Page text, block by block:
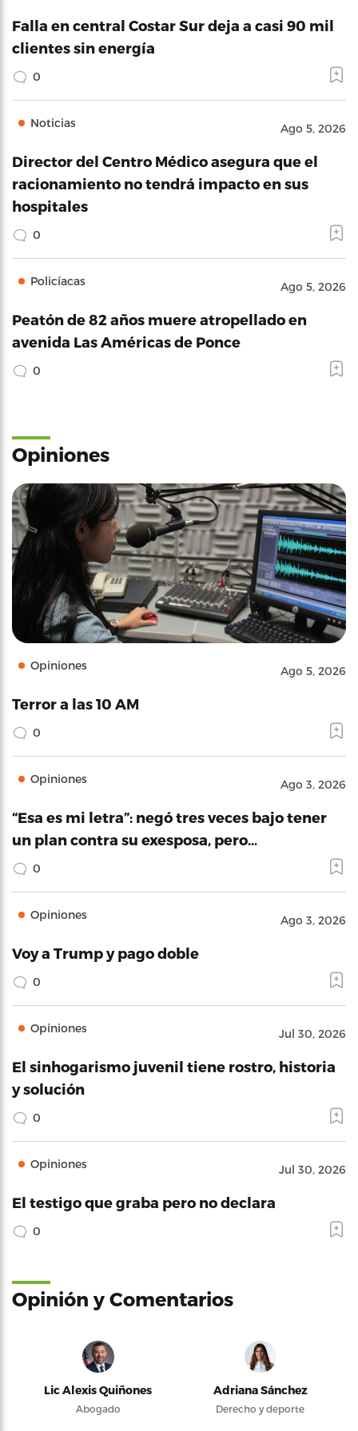
Falla en central Costar Sur deja a casi 90 mil
clientes sin energía
0
Noticias Ago 5, 2026
Director del Centro Médico asegura que el
racionamiento no tendrá impacto en sus
hospitales
0
Policíacas Ago 5, 2026
Peatón de 82 años muere atropellado en
avenida Las Américas de Ponce
0
Opiniones
Opiniones Ago 5, 2026
Terror a las 10 AM
0
Opiniones Ago 3, 2026
“Esa es mi letra”: negó tres veces bajo tener
un plan contra su exesposa, pero…
0
Opiniones Ago 3, 2026
Voy a Trump y pago doble
0
Opiniones Jul 30, 2026
El sinhogarismo juvenil tiene rostro, historia
y solución
0
Opiniones Jul 30, 2026
El testigo que graba pero no declara
0
Opinión y Comentarios
Lic Alexis Quiñones
Abogado
Adriana Sánchez
Derecho y deporte